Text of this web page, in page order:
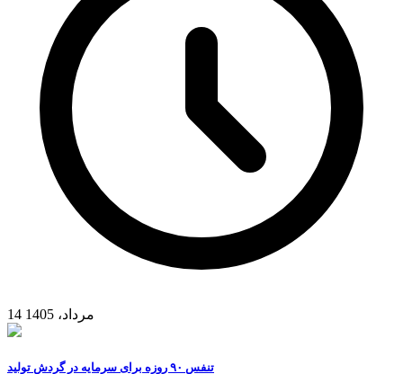
14 مرداد، 1405
تنفس ۹۰ روزه برای سرمایه در گردش تولید